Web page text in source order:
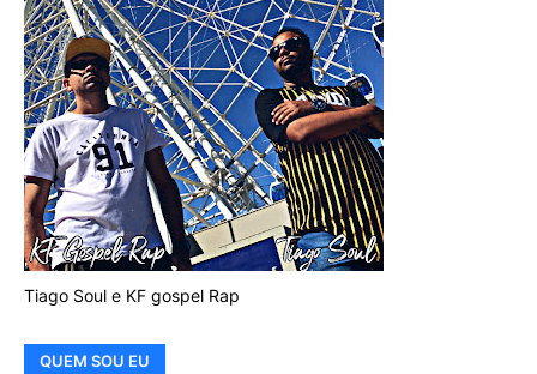
Tiago Soul e KF gospel Rap
QUEM SOU EU